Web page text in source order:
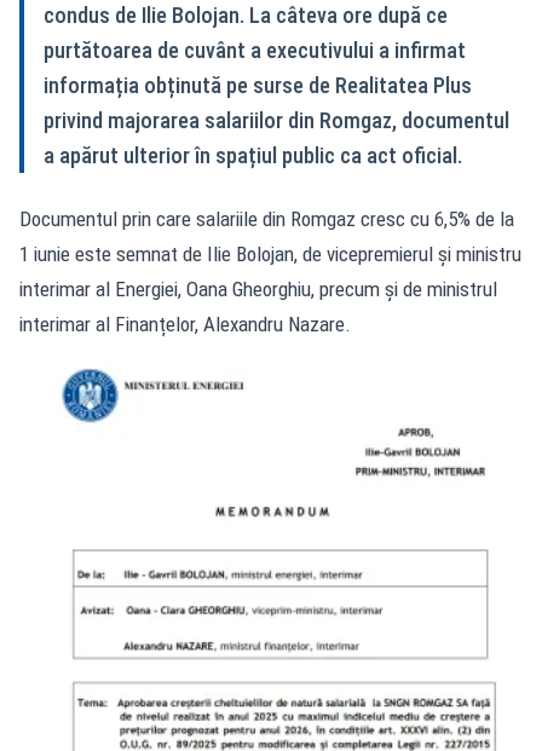
condus de Ilie Bolojan. La câteva ore după ce
purtătoarea de cuvânt a executivului a infirmat
informația obținută pe surse de Realitatea Plus
privind majorarea salariilor din Romgaz, documentul
a apărut ulterior în spațiul public ca act oficial.
Documentul prin care salariile din Romgaz cresc cu 6,5% de la
1 iunie este semnat de Ilie Bolojan, de vicepremierul și ministru
interimar al Energiei, Oana Gheorghiu, precum și de ministrul
interimar al Finanțelor, Alexandru Nazare.